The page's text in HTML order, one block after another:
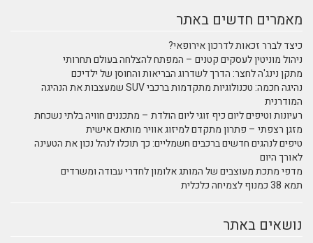
מאמרים חדשים באתר
כיצד לברר זכאות לדרכון אירופאי?
ניהול מוניטין לעסקים קטנים – המפתח להצלחה בעולם תחרותי
מתקן נינג'ה לחצר: הדרך לשדרוג הבריאות והחוסן של ילדיכם
נהיגה חכמה: טכנולוגיות מתקדמות ברכבי SUV שמעצבות את הנהיגה
המודרנית
רעיונות וטיפים ליום כיף זוגי ליום הולדת – מתכננים חוויה בלתי נשכחת
מזגן רצפתי – פתרון מתקדם למיזוג אוויר מותאם אישית
טיפים לנהגים חדשים ברכבים חשמליים: כך תוכלו לנהל נכון את הטעינה
לאורך היום
מדפי מתכת מעוצבים של המותג אלומון לחדרי עבודה ומשרדים
תמא 38 כמנוף לצמיחה כלכלית
נושאים באתר